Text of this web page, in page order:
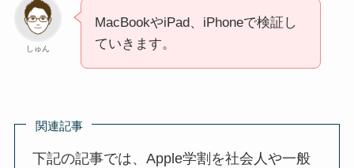
しゅん
MacBookやiPad、iPhoneで検証し
ていきます。
関連記事
下記の記事では、Apple学割を社会人や一般